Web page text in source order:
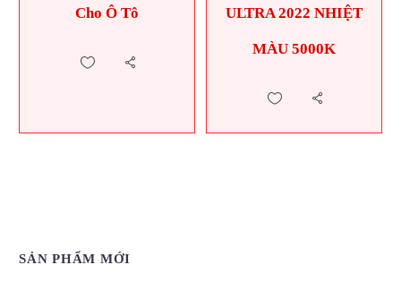
Cho Ô Tô ULTRA 2022 NHIỆT
MÀU 5000K
SẢN PHẨM MỚI